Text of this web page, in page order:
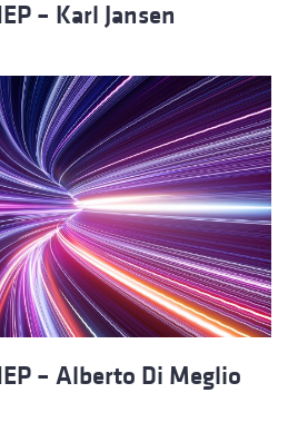
– Karl Jansen
– Alberto Di Meglio